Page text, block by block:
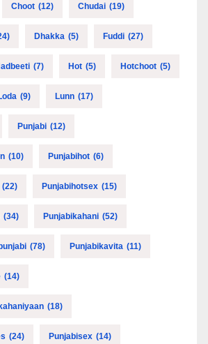
Choot (12) Chudai (19)
Dhakka (5) Fuddi (27)
(7) Hot (5) Hotchoot (5)
(9) Lunn (17)
Punjabi (12)
(10) Punjabihot (6)
(22) Punjabihotsex (15)
(34) Punjabikahani (52)
(78) Punjabikavita (11)
(14)
(18)
(24) Punjabisex (14)